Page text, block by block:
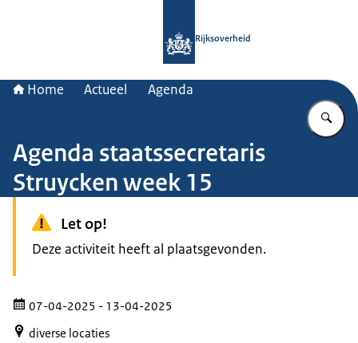
Rijksoverheid
Home Actueel Agenda
Agenda staatssecretaris
Struycken week 15
Let op!
Deze activiteit heeft al plaatsgevonden.
07-04-2025 - 13-04-2025
diverse locaties